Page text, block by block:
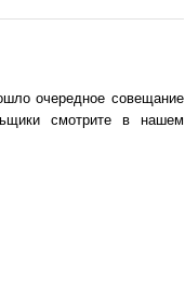
очередное совещание
смотрите в нашем